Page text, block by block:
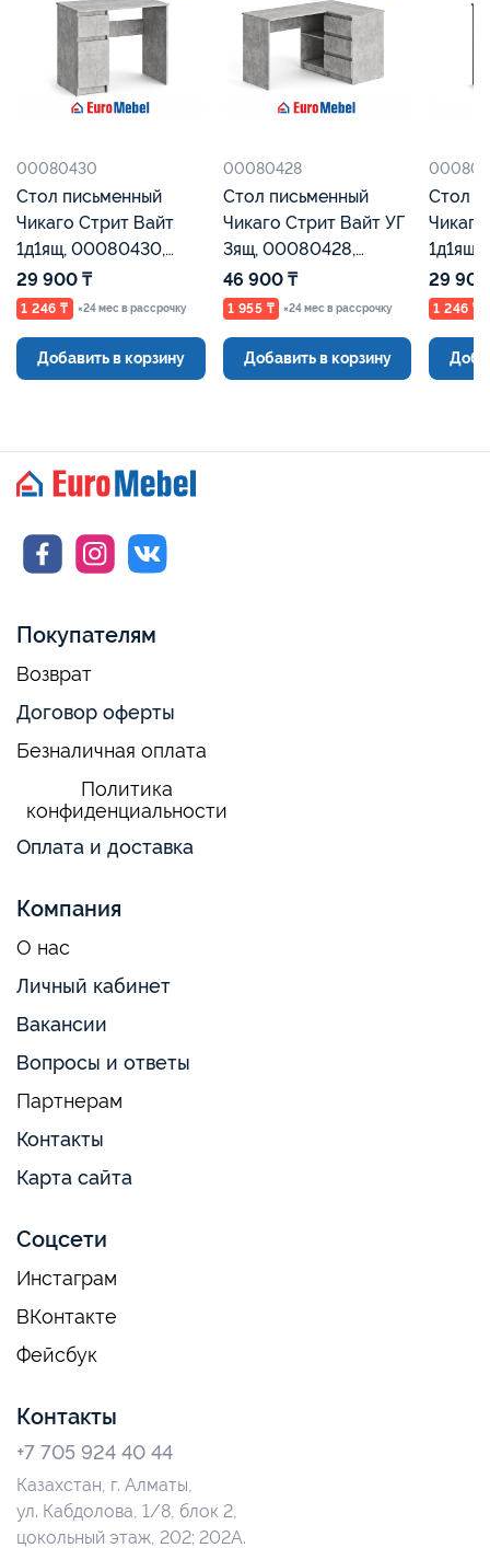
00080430
Стол письменный
Чикаго Стрит Вайт
1д1ящ, 00080430,
Бетон, Евромебель
29 900 ₸
1 246 ₸ ×24 мес в рассрочку
Добавить в корзину
00080428
Стол письменный
Чикаго Стрит Вайт УГ
3ящ, 00080428,
Бетон, Евромебель
46 900 ₸
1 955 ₸ ×24 мес в рассрочку
Добавить в корзину
Стол
1д1ящ,
29
1 246 ₸
Покупателям
Возврат
Договор оферты
Безналичная оплата
Политика
конфиденциальности
Оплата и доставка
Компания
О нас
Личный кабинет
Вакансии
Вопросы и ответы
Партнерам
Контакты
Карта сайта
Соцсети
Инстаграм
ВКонтакте
Фейсбук
Контакты
+7 705 924 40 44
Казахстан, г. Алматы,
ул. Кабдолова, 1/8, блок 2,
цокольный этаж, 202; 202А.